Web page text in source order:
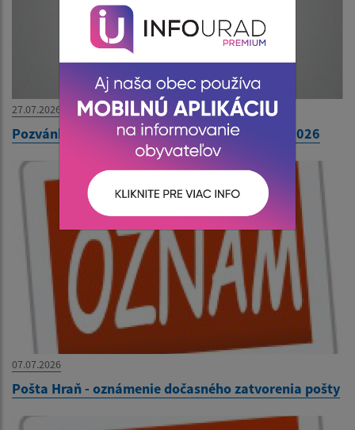
27.07.2026
Pozvánka na 31. zasadnutie OZ dňa 30. júla 2026
07.07.2026
Pošta Hraň - oznámenie dočasného zatvorenia pošty